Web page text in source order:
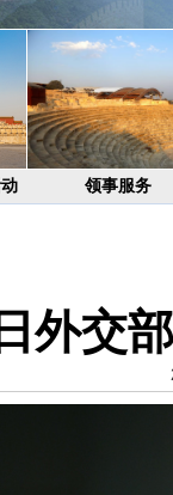
领事服务
外交